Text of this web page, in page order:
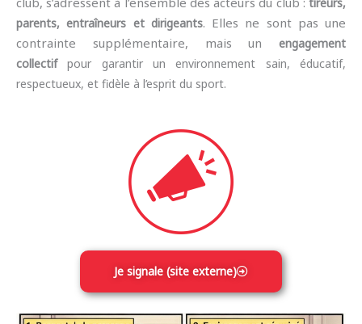
parents, entraîneurs et dirigeants. Elles ne sont pas une
contrainte supplémentaire, mais un engagement
collectifpour garantir un environnement sain, éducatif,
respectueux, et fidèle à l’esprit du sport.
Je signale (site externe)